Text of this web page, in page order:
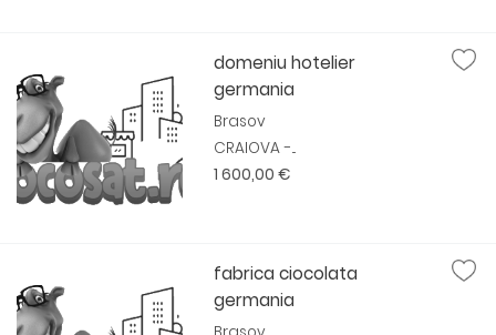
domeniu hotelier
germania
Brasov
CRAIOVA -...
1 600,00 €
fabrica ciocolata
germania